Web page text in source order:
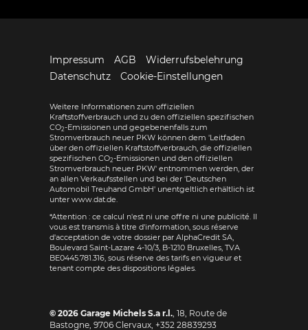
Impressum AGB
Widerrufsbelehrung
Datenschutz
Cookie-Einstellungen
Weitere Informationen zum offiziellen
Kraftstoffverbrauch und zu den offiziellen spezifischen
CO2-Emissionen und gegebenenfalls zum
Stromverbrauch neuer PKW können dem 'Leitfaden
über den offiziellen Kraftstoffverbrauch, die offiziellen
spezifischen CO2-Emissionen und den offiziellen
Stromverbrauch neuer PKW' entnommen werden, der
an allen Verkaufsstellen und bei der 'Deutschen
Automobil Treuhand GmbH' unentgeltlich erhältlich ist
unter www.dat.de.
*Attention : ce calcul n'est ni une offre ni une publicité. Il
vous est transmis à titre d'information, sous réserve
d'acceptation de votre dossier par AlphaCredit SA,
Boulevard Saint-Lazare 4-10/3, B-1210 Bruxelles, TVA
BE0445.781.316, sous réserve des tarifs en vigueur et
tenant compte des dispositions légales.
© 2026 Garage Michels S.a r.l. 18, Route de
Bastogne 9706 Clervaux, +352 28839293